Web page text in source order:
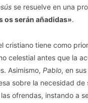
se resuelve en una
os serán añadidas».
cristiano tiene como
celestial antes que la
Asimismo, Pablo, en
sobre la necesidad de
ofrendas, instando a